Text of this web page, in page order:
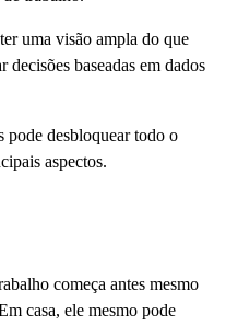
uma visão ampla do que
decisões baseadas em dados
pode desbloquear todo o
aspectos.
começa antes mesmo
casa, ele mesmo pode